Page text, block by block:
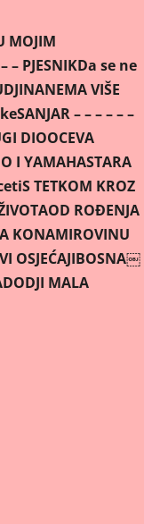
MOJIM
– PJESNIKDa se ne
NEMA VIŠE
SANJAR – – – – – –
DIOOCEVA
I YAMAHASTARA
S TETKOM KROZ
OD ROÐENJA
KONAMIROVINU
OSJEĆAJIBOSNA￼
DODJI MALA